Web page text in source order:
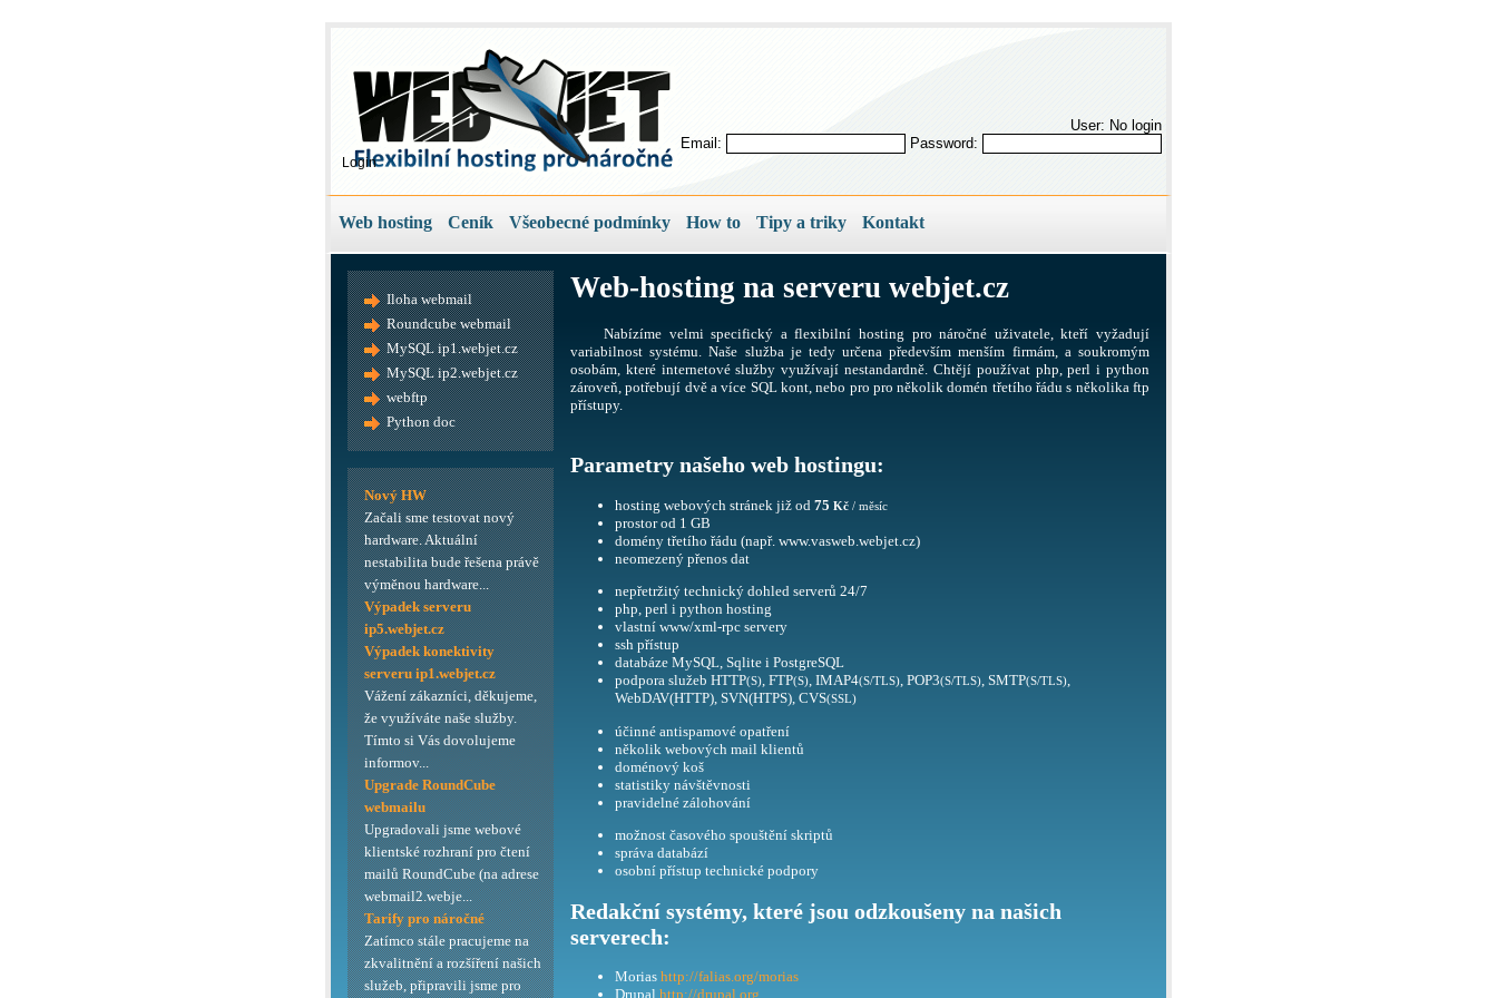
User: No login
Email:
Password:
Login
Web hosting Ceník Všeobecné podmínky How to Tipy a triky Kontakt
Web-hosting na serveru webjet.cz
Nabízíme velmi specifický a flexibilní hosting pro náročné uživatele, kteří vyžadují
variabilnost systému. Naše služba je tedy určena především menším firmám, a soukromým
osobám, které internetové služby využívají nestandardně. Chtějí používat php, perl i python
zároveň, potřebují dvě a více SQL kont, nebo pro pro několik domén třetího řádu s několika ftp
přístupy.
Parametry našeho web hostingu:
hosting webových stránek již od 75 Kč / měsíc
prostor od 1 GB
domény třetího řádu (např. www.vasweb.webjet.cz)
neomezený přenos dat
nepřetržitý technický dohled serverů 24/7
php, perl i python hosting
vlastní www/xml-rpc servery
ssh přístup
databáze MySQL, Sqlite i PostgreSQL
podpora služeb HTTP(S), FTP(S), IMAP4(S/TLS), POP3(S/TLS), SMTP(S/TLS),
WebDAV(HTTP), SVN(HTPS), CVS(SSL)
účinné antispamové opatření
několik webových mail klientů
doménový koš
statistiky návštěvnosti
pravidelné zálohování
možnost časového spouštění skriptů
správa databází
osobní přístup technické podpory
Redakční systémy, které jsou odzkoušeny na našich
serverech:
Morias http://falias.org/morias
Drupal http://drupal.org
Iloha webmail
Roundcube webmail
MySQL ip1.webjet.cz
MySQL ip2.webjet.cz
webftp
Python doc
Nový HW
Začali sme testovat nový
hardware. Aktuální
nestabilita bude řešena právě
výměnou hardware...
Výpadek serveru
ip5.webjet.cz
Výpadek konektivity
serveru ip1.webjet.cz
Vážení zákazníci, děkujeme,
že využíváte naše služby.
Tímto si Vás dovolujeme
informov...
Upgrade RoundCube
webmailu
Upgradovali jsme webové
klientské rozhraní pro čtení
mailů RoundCube (na adrese
webmail2.webje...
Tarify pro náročné
Zatímco stále pracujeme na
zkvalitnění a rozšíření našich
služeb, připravili jsme pro